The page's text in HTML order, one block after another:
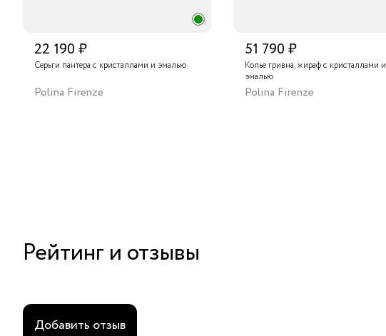
22 190 ₽
Серьги пантера с кристаллами и эмалью
Polina Firenze
51 790 ₽
Колье гривна, жираф с кристаллами и
эмалью
Polina Firenze
Рейтинг и отзывы
Добавить отзыв